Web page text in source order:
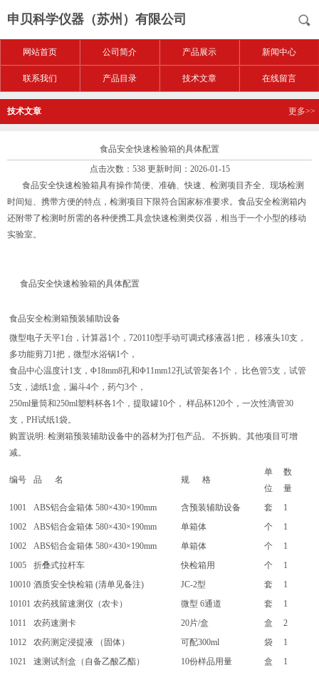
申贝科学仪器（苏州）有限公司
网站首页 公司简介 产品展示 新闻中心
联系我们 产品目录 技术文章 在线留言
技术文章 更多>>
食品安全快速检验箱的具体配置
点击次数：538 更新时间：2026-01-15
食品安全快速检验箱具有操作简便、准确、快速、检测项目齐全、现场检测
时间短、携带方便的特点，检测项目下限符合国家标准要求。食品安全检测箱内
还附带了检测时所需的各种便携工具盒快速检测类仪器，相当于一个小型的移动
实验室。
食品安全快速检验箱的具体配置
食品安全检测箱预装辅助设备
微型电子天平1台，计算器1个，720110型手动可调式移液器1把， 移液头10支，
多功能剪刀1把，微型水浴锅1个，
食品中心温度计1支，Φ18mm8孔和Φ11mm12孔试管架各1个， 比色管5支，试管
5支，滤纸1盒，漏斗4个，药勺3个，
250ml量筒和250ml塑料杯各1个，提取罐10个， 样品杯120个，一次性滴管30
支，PH试纸1袋。
购置说明: 检测箱预装辅助设备中的器材为打包产品。 不拆购。其他项目可增
减。
编号 品 名 规 格
单
位
数
量
1001
ABS铝合金箱体 580×430×190mm 含预装辅助设备 套
1
1002
ABS铝合金箱体 580×430×190mm 单箱体 个
1
1002
ABS铝合金箱体 580×430×190mm 单箱体 个
1
1005
折叠式拉杆车 快检箱用 个
1
10010 酒质安全快检箱 (清单见备注) JC-2型 套
1
10101 农药残留速测仪（农卡） 微型 6通道 套
1
1011
农药速测卡 20片/盒 盒
2
1012
农药测定浸提液 （固体） 可配300ml 袋
1
1021
速测试剂盒（自备乙酸乙酯） 10份样品用量 盒
1